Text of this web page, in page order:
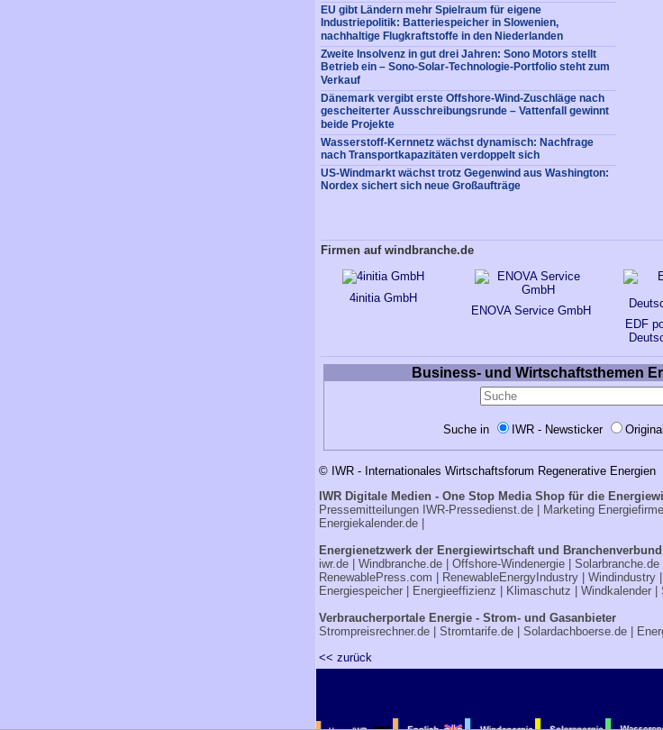
EU gibt Ländern mehr Spielraum für eigene
Industriepolitik: Batteriespeicher in Slowenien,
nachhaltige Flugkraftstoffe in den Niederlanden
Zweite Insolvenz in gut drei Jahren: Sono Motors stellt
Betrieb ein – Sono-Solar-Technologie-Portfolio steht zum
Verkauf
Dänemark vergibt erste Offshore-Wind-Zuschläge nach
gescheiterter Ausschreibungsrunde – Vattenfall gewinnt
beide Projekte
Wasserstoff-Kernnetz wächst dynamisch: Nachfrage
nach Transportkapazitäten verdoppelt sich
US-Windmarkt wächst trotz Gegenwind aus Washington:
Nordex sichert sich neue Großaufträge
Firmen auf windbranche.de
4initia GmbH
ENOVA Service GmbH
EDF
Business- und Wirtschaftsthemen
Suche in IWR - Newsticker
© IWR - Internationales Wirtschaftsforum Regenerative Energien
IWR Digitale Medien - One Stop Media Shop für die
Pressemitteilungen IWR-Pressedienst.de | Marketing
Energiekalender.de
Energienetzwerk der Energiewirtschaft und Branchenverbund
iwr.de
Windbranche.de Offshore-Windenergie Solarbranche.de
RenewablePress.com
RenewableEnergyIndustry Windindustry
Energiespeicher
Energieeffizienz Klimaschutz Windkalender
Verbraucherportale Energie - Strom- und Gasanbieter
Strompreisrechner.de
Stromtarife.de Solardachboerse.de
<< zurück